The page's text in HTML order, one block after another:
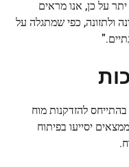
יתר על כן, אנו מראים
ולתזונה, כפי שמתגלה על
בהתייחס להזדקנות מוח
יסייעו בפיתוח